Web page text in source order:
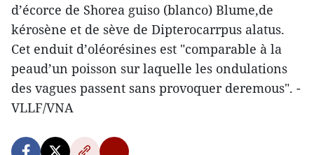
d’écorce de Shorea guiso (blanco) Blume,de
kérosène et de sève de Dipterocarrpus alatus.
Cet enduit d’oléorésines est "comparable à la
peaud’un poisson sur laquelle les ondulations
des vagues passent sans provoquer deremous". -
VLLF/VNA